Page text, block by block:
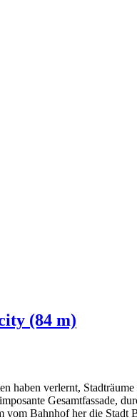
(84 m)
haben verlernt,
Gesamtfassade,
Bahnhof her die Stadt